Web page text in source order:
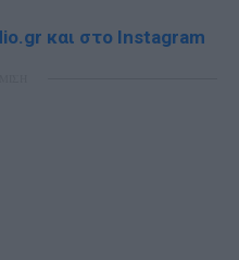
και στο Instagram